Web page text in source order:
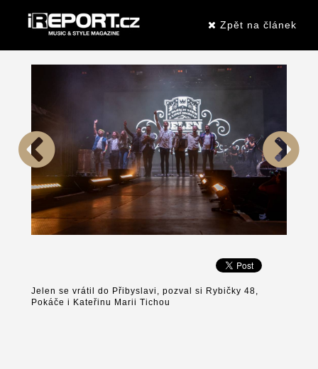
Zpět na článek
Jelen se vrátil do Přibyslavi, pozval si Rybičky 48,
Pokáče i Kateřinu Marii Tichou